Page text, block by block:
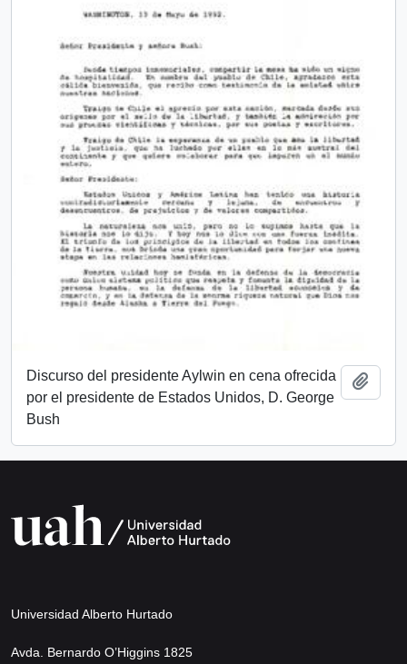
Discurso del presidente Aylwin en cena ofrecida
por el presidente de Estados Unidos, D. George
Bush
Universidad Alberto Hurtado
Avda. Bernardo O’Higgins 1825